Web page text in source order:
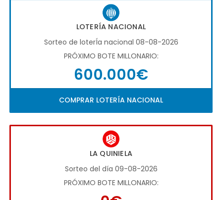
LOTERÍA NACIONAL
Sorteo de loterÍa nacional 08-08-2026
PRÓXIMO BOTE MILLONARIO:
600.000€
COMPRAR LOTERÍA NACIONAL
LA QUINIELA
Sorteo del día 09-08-2026
PRÓXIMO BOTE MILLONARIO: